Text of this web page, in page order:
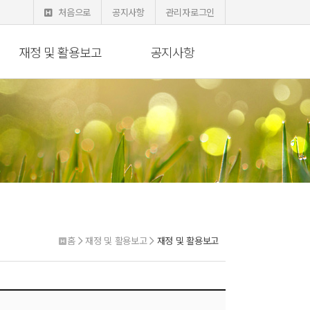
처음으로 공지사항 관리자로그인
재정 및 활용보고 공지사항
홈 재정 및 활용보고 재정 및 활용보고